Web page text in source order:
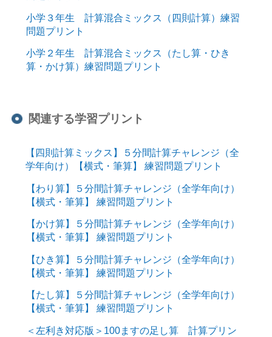
小学３年生 計算混合ミックス（四則計算）練習
問題プリント
小学２年生 計算混合ミックス（たし算・ひき
算・かけ算）練習問題プリント
関連する学習プリント
【四則計算ミックス】５分間計算チャレンジ（全
学年向け）【横式・筆算】 練習問題プリント
【わり算】５分間計算チャレンジ（全学年向け）
【横式・筆算】 練習問題プリント
【かけ算】５分間計算チャレンジ（全学年向け）
【横式・筆算】 練習問題プリント
【ひき算】５分間計算チャレンジ（全学年向け）
【横式・筆算】 練習問題プリント
【たし算】５分間計算チャレンジ（全学年向け）
【横式・筆算】 練習問題プリント
＜左利き対応版＞100ますの足し算 計算プリン